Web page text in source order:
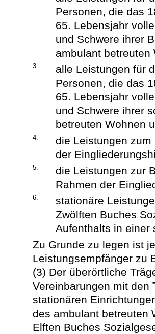
Personen, die das
65. Lebensjahr
und Schwere ihrer
ambulant betreuten
3.
alle Leistungen für
Personen, die das
65. Lebensjahr
und Schwere ihrer
betreuten Wohnen
4.
die Leistungen
der
5.
die Leistungen zur
Rahmen der
6.
stationäre
Zwölften Buches
Aufenthalts in einer
Zu Grunde zu legen ist
Leistungsempfänger zu
(3) Der überörtliche
Vereinbarungen mit den
stationären
des ambulant betreuten
Elften Buches